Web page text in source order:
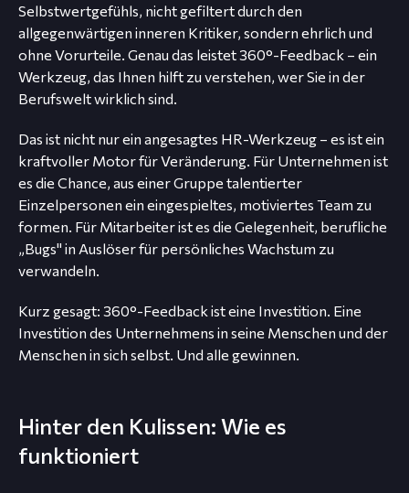
Selbstwertgefühls, nicht gefiltert durch den
allgegenwärtigen inneren Kritiker, sondern ehrlich und
ohne Vorurteile. Genau das leistet 360°-Feedback – ein
Werkzeug, das Ihnen hilft zu verstehen, wer Sie in der
Berufswelt wirklich sind.
Das ist nicht nur ein angesagtes HR-Werkzeug – es ist ein
kraftvoller Motor für Veränderung. Für Unternehmen ist
es die Chance, aus einer Gruppe talentierter
Einzelpersonen ein eingespieltes, motiviertes Team zu
formen. Für Mitarbeiter ist es die Gelegenheit, berufliche
„Bugs" in Auslöser für persönliches Wachstum zu
verwandeln.
Kurz gesagt: 360°-Feedback ist eine Investition. Eine
Investition des Unternehmens in seine Menschen und der
Menschen in sich selbst. Und alle gewinnen.
Hinter den Kulissen: Wie es
funktioniert